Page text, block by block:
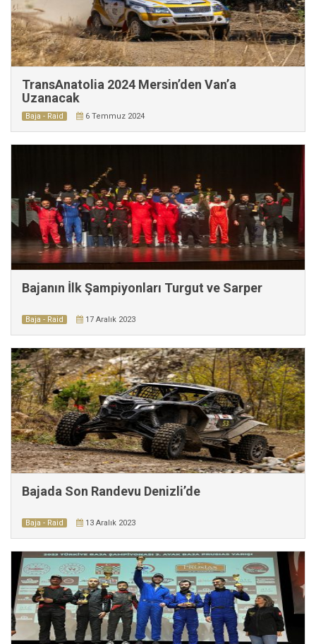
TransAnatolia 2024 Mersin’den Van’a
Uzanacak
Baja - Raid 6 Temmuz 2024
Bajanın İlk Şampiyonları Turgut ve Sarper
Baja - Raid 17 Aralık 2023
Bajada Son Randevu Denizli’de
Baja - Raid 13 Aralık 2023